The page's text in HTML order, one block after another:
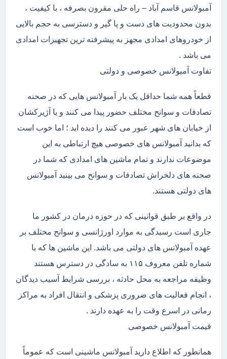
آمبولانس قاسم آباد – راه حلی مقرون بصرفه ، با کیفیت ،
بدون محدودیت های دست و پا گیر و دسترسی به حجم بالایی
از خودروهای امدادی مجهز به پیشرفته ترین تجهیزات امدادی
می باشد .
تفاوت آمبولانس خصوصی و دولتی
قطعاً همه شما حداقل یک بار آمبولانس هایی که در صحنه
تصادفات و سوانح مختلف حضور پیدا می کنند و یا آژیرکشان
از خیابان های شهر عبور می کنند را دیده اید ؛ اما خوب است
که بدانید آمبولانس های خصوصی هیچ ارتباطی به این
موضوعات ندارند و تمام ماشین های امدادی که شما در
صحنه های دلخراش تصادفات و سوانح می بینید آمبولانس
های دولتی هستند.
در واقع بر طبق قوانینی که در حوزه درمان در کشور ما
جاری است رسیدگی به موارد اورژانسی و سوانح مختلف بر
عهده آمبولانس های دولتی می باشد. این ماشین ها که با
شماره تلفن معروف ۱۱۵ به سادگی در دسترس هستند
وظیفه مراجعه به محل حادثه ، بررسی شرایط آسیب دیدگان
، انجام فعالیت های ضروری پزشکی و انتقال افراد به مراکز
رمانی در اسرع وقت را به عهده دارند .
قیمت آمبولانس خصوصی
همانطور که اطلاع دارید آمبولانس ماشینی است که عموماً